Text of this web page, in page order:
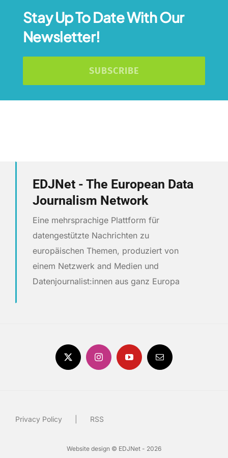
Stay Up To Date With Our
Newsletter!
SUBSCRIBE
EDJNet - The European Data
Journalism Network
Eine mehrsprachige Plattform für
datengestützte Nachrichten zu
europäischen Themen, produziert von
einem Netzwerk and Medien und
Datenjournalist:innen aus ganz Europa
Privacy Policy RSS
Website design © EDJNet - 2026